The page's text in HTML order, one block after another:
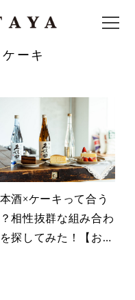
ーキ
酒×ケーキって合う
相性抜群な組み合わ
探してみた！【おす